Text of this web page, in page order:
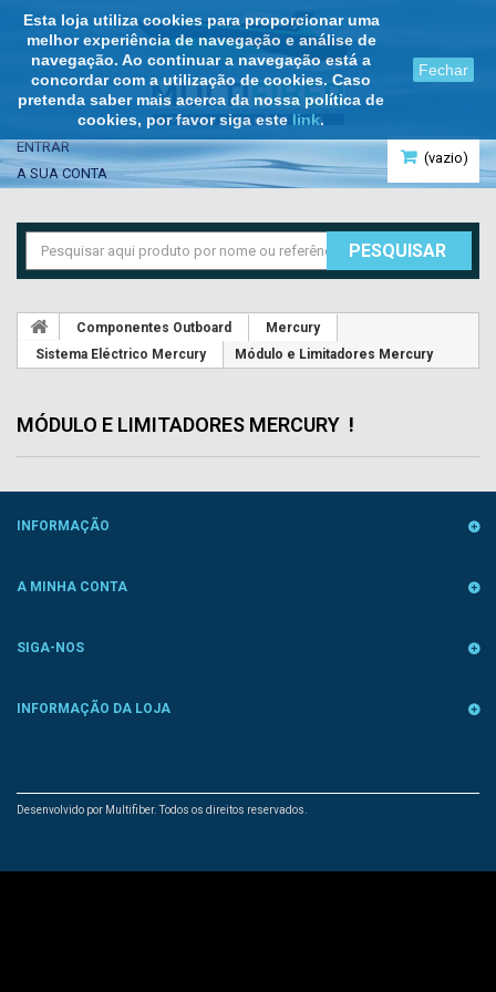
Esta loja utiliza cookies para proporcionar uma
melhor experiência de navegação e análise de
navegação. Ao continuar a navegação está a
concordar com a utilização de cookies. Caso
pretenda saber mais acerca da nossa política de
cookies, por favor siga este link.
Fechar
(vazio)
ENTRAR
A SUA CONTA
PESQUISAR
Componentes Outboard
Mercury
Sistema Eléctrico Mercury
Módulo e Limitadores Mercury
MÓDULO E LIMITADORES MERCURY !
INFORMAÇÃO
Desenvolvido por Multifiber. Todos os direitos reservados.
A MINHA CONTA
SIGA-NOS
INFORMAÇÃO DA LOJA